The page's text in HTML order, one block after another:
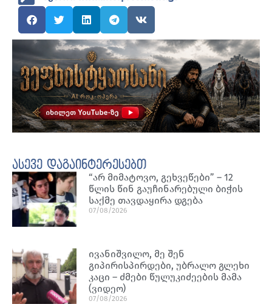
ასევე დაგაინტერესებთ
“არ მიმატოვო, გეხვეწები” – 12
წლის წინ გაუჩინარებული ბიჭის
საქმე თავდაყირა დგება
07/08/2026
ივანიშვილო, მე შენ
გიპირისპირდები, უბრალო გლეხი
კაცი – ძმები წულუკიძეების მამა
(ვიდეო)
07/08/2026